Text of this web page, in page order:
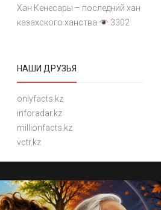
Хан Кенесары – последний хан
казахского ханства
3302
НАШИ ДРУЗЬЯ
onlyfacts.kz
inforadar.kz
millionfacts.kz
vctr.kz